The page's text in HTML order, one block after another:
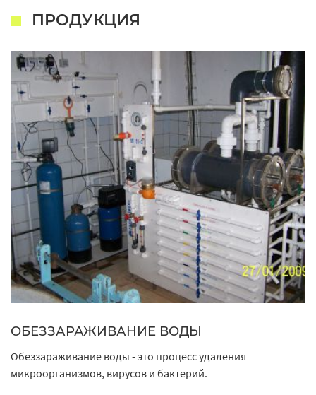
ПРОДУКЦИЯ
ОБЕЗЗАРАЖИВАНИЕ ВОДЫ
Обеззараживание воды - это процесс удаления
микроорганизмов, вирусов и бактерий.